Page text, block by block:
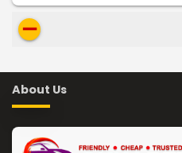
remove
About Us